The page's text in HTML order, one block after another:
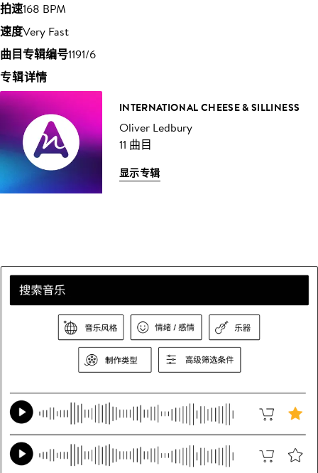
拍速168 BPM
速度Very Fast
曲目专辑编号1191/6
专辑详情
INTERNATIONAL CHEESE & SILLINESS
Oliver Ledbury
11 曲目
显示专辑